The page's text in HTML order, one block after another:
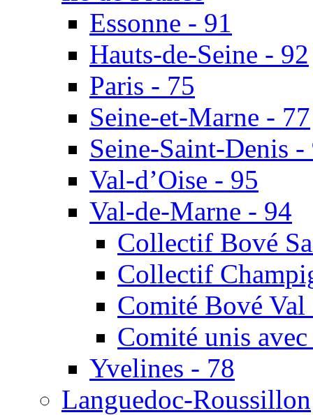
Essonne - 91
Hauts-de-Seine - 92
Paris - 75
Seine-et-Marne - 77
Seine-Saint-Denis -
Val-d’Oise - 95
Val-de-Marne - 94
Collectif Bové
Collectif
Comité Bové
Comité unis
Yvelines - 78
Languedoc-Roussillon